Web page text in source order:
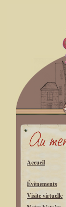
Accueil
Évènements
Visite virtuelle